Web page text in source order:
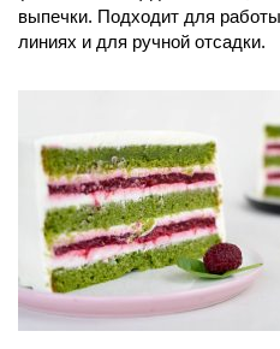
выпечки. Подходит для
линиях и для ручной отсадки.